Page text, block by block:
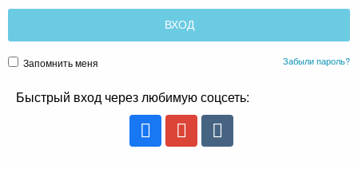
Запомнить меня Забыли пароль?
Быстрый вход через любимую соцсеть: